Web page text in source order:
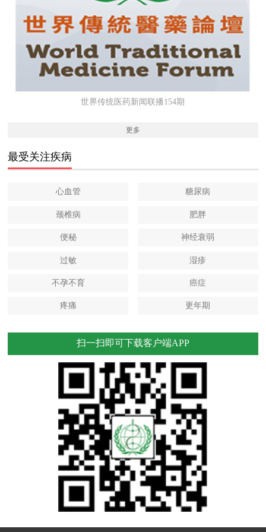
世界传统医药新闻联播154期
更多
最受关注疾病
心血管 糖尿病
颈椎病 肥胖
便秘 神经衰弱
过敏 湿疹
不孕不育 癌症
疼痛 更年期
扫一扫即可下载客户端APP